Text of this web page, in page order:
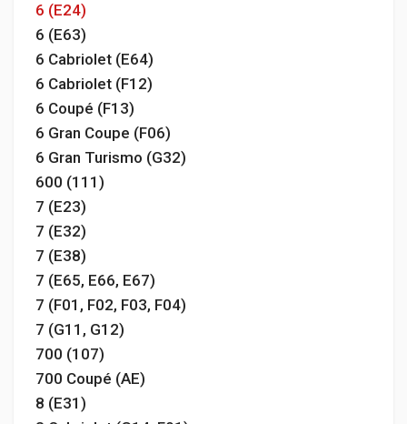
6 (E24)
6 (E63)
6 Cabriolet (E64)
6 Cabriolet (F12)
6 Coupé (F13)
6 Gran Coupe (F06)
6 Gran Turismo (G32)
600 (111)
7 (E23)
7 (E32)
7 (E38)
7 (E65, E66, E67)
7 (F01, F02, F03, F04)
7 (G11, G12)
700 (107)
700 Coupé (AE)
8 (E31)